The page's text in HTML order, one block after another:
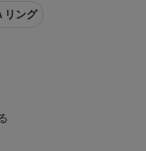
リング